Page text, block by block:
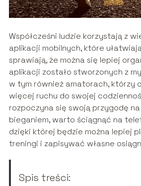
Współcześni ludzie korzystają z
aplikacji mobilnych, które
sprawiają, że można się lepiej
aplikacji zostało stworzonych z
w tym również amatorach, którzy
więcej ruchu do swojej
rozpoczyna się swoją przygodę na
bieganiem, warto ściągnąć na
dzięki której będzie można lepiej
treningi i zapisywać własne
Spis treści: